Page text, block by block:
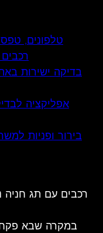
טלפונים,
בדיקה ישירות
אפליקציה
בירור ופניות
רכבים עם תג חניה
במקרה שבא